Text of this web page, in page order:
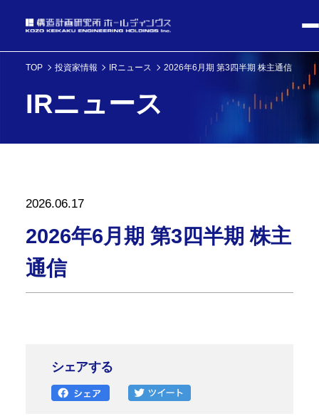
TOP 投資家情報 IRニュース 2026年6月期 第3四半期 株主通信
IRニュース
2026.06.17
2026年6月期 第3四半期 株主
通信
シェアする